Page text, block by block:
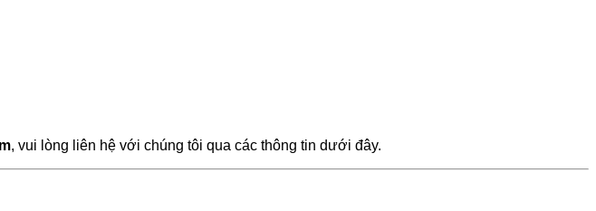
, vui lòng liên hệ với chúng tôi qua các thông tin dưới đây.